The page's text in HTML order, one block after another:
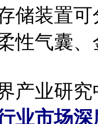
储装置
性气囊
业研究
业市场